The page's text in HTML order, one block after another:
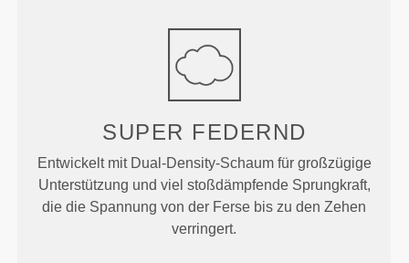
SUPER FEDERND
Entwickelt mit Dual-Density-Schaum für großzügige
Unterstützung und viel stoßdämpfende Sprungkraft,
die die Spannung von der Ferse bis zu den Zehen
verringert.